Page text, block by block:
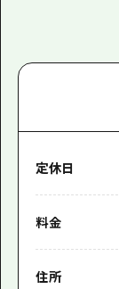
定休日
料金
住所